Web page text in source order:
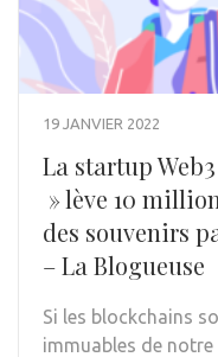
19 JANVIER 2022
La startup
» lève 10
des souvenirs
– La Blogueuse
Si les blockchains
immuables de